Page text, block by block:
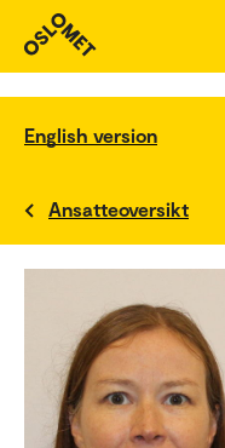
English version
Ansatteoversikt